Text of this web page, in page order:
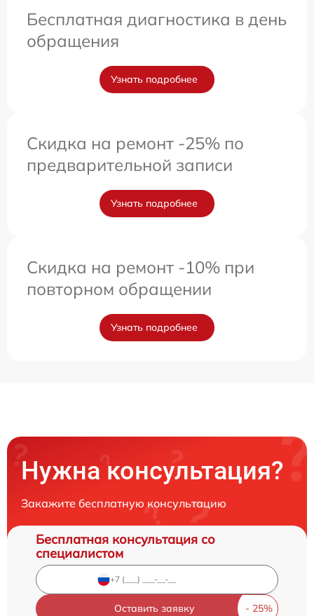
Бесплатная диагностика в день
обращения
Узнать подробнее
Скидка на ремонт -25% по
предварительной записи
Узнать подробнее
Скидка на ремонт -10% при
повторном обращении
Узнать подробнее
Нужна консультация?
Закажите бесплатную консультацию
Бесплатная консультация со
специалистом
Оставить заявку